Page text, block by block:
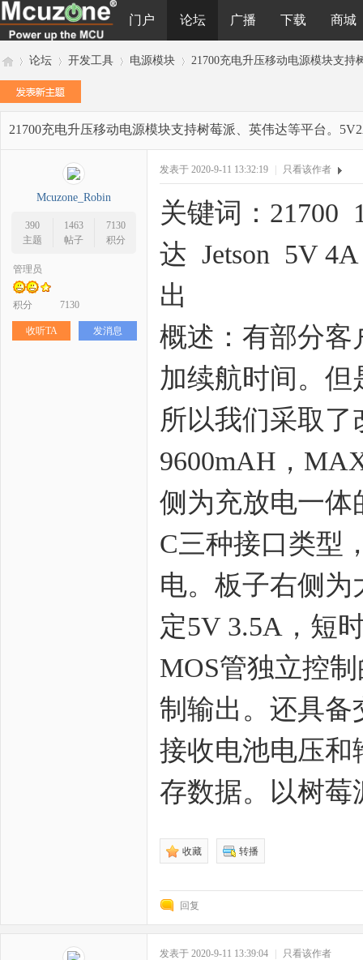
门户 论坛 广播 下载 商城
»
论坛
›
开发工具
›
电源模块
›
21700充电升压移动电源模块支持
21700充电升压移动电源模块支持树莓派、英伟达等平台。
Mcuzone_Robin
390
主题
1463
帖子
7130
积分
管理员
积分 7130
收听TA 发消息
发表于 2020-9-11 13:32:19 只看该作者
关键词：
达 Jetson 5V
出
概述：有部分客
加续航时间。
所以我们采取了
9600mAH，
侧为充放电一体
C三种接口类型
电。板子右侧
定5V 3.5A，短
MOS管独立控
制输出。还具备
接收电池电压和
存数据。以树莓
收藏 转播
回复
发表于 2020-9-11 13:39:04 只看该作者